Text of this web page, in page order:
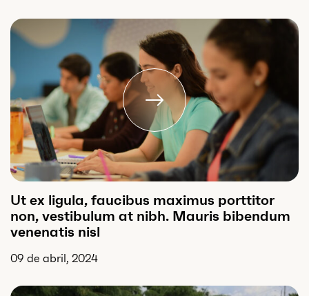
Ut ex ligula, faucibus maximus porttitor
non, vestibulum at nibh. Mauris bibendum
venenatis nisl
09 de abril, 2024